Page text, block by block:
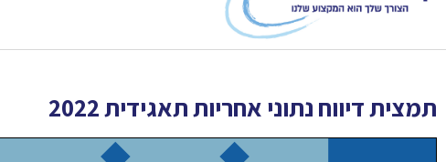
תמצית דיווח נתוני אחריות תאגידית 2022